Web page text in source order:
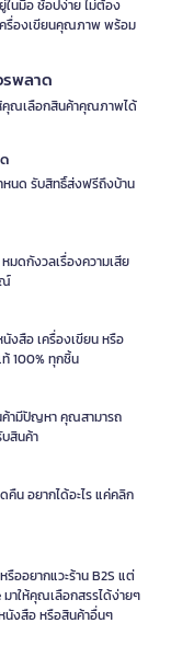
ในมือ ช้อปง่าย ไม่ต้อง
ครื่องเขียนคุณภาพ พร้อม
รพลาด
คุณเลือกสินค้าคุณภาพได้
นด รับสิทธิ์ส่งฟรีถึงบ้าน
มดกังวลเรื่องความเสีย
ณ์
งสือ เครื่องเขียน หรือ
100% ทุกชิ้น
ค้ามีปัญหา คุณสามารถ
สินค้า
น อยากได้อะไร แค่คลิก
ออยากแวะร้าน B2S แต่
มาให้คุณเลือกสรรได้ง่ายๆ
นังสือ หรือสินค้าอื่นๆ